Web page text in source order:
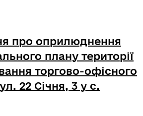
про оприлюднення
плану території
торгово-офісного
22 Січня, 3 у с.